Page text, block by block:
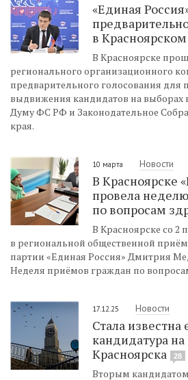
«Единая
в
В Красноярске
регионального организационного
предварительного голосования для
выдвижения кандидатов на выборах
Думу ФС РФ и Законодательное
края.
10 марта Новости
В Красноярске
провела
по вопросам
В Красноярске со 2
в региональной общественной
партии «Единая Россия» Дмитрия
Неделя приёмов граждан по
17.12.25 Новости
Стала
кандидатура на
Красноярска
28
Вторым